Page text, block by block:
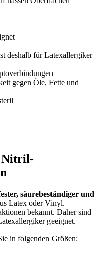
deshalb für Latexallergiker
gegen Öle, Fette und
Nitril-
säurebeständiger und
Latex oder Vinyl.
bekannt. Daher sind
geeignet.
in folgenden Größen: